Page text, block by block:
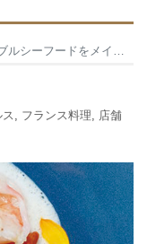
インにした新店をオープン！
ス, フランス料理, 店舗